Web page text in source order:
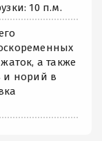
10 п.м.
а также
и норий в